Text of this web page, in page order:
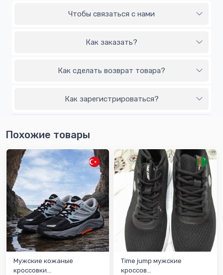
Чтобы связаться с нами
Как заказать?
Как сделать возврат товара?
Как зарегистрироваться?
Похожие товары
Мужские кожаные
кроссовки...
Time jump мужские
кроссов...